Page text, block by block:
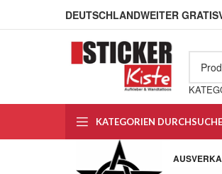
DEUTSCHLANDWEITER
KATEGORIEN